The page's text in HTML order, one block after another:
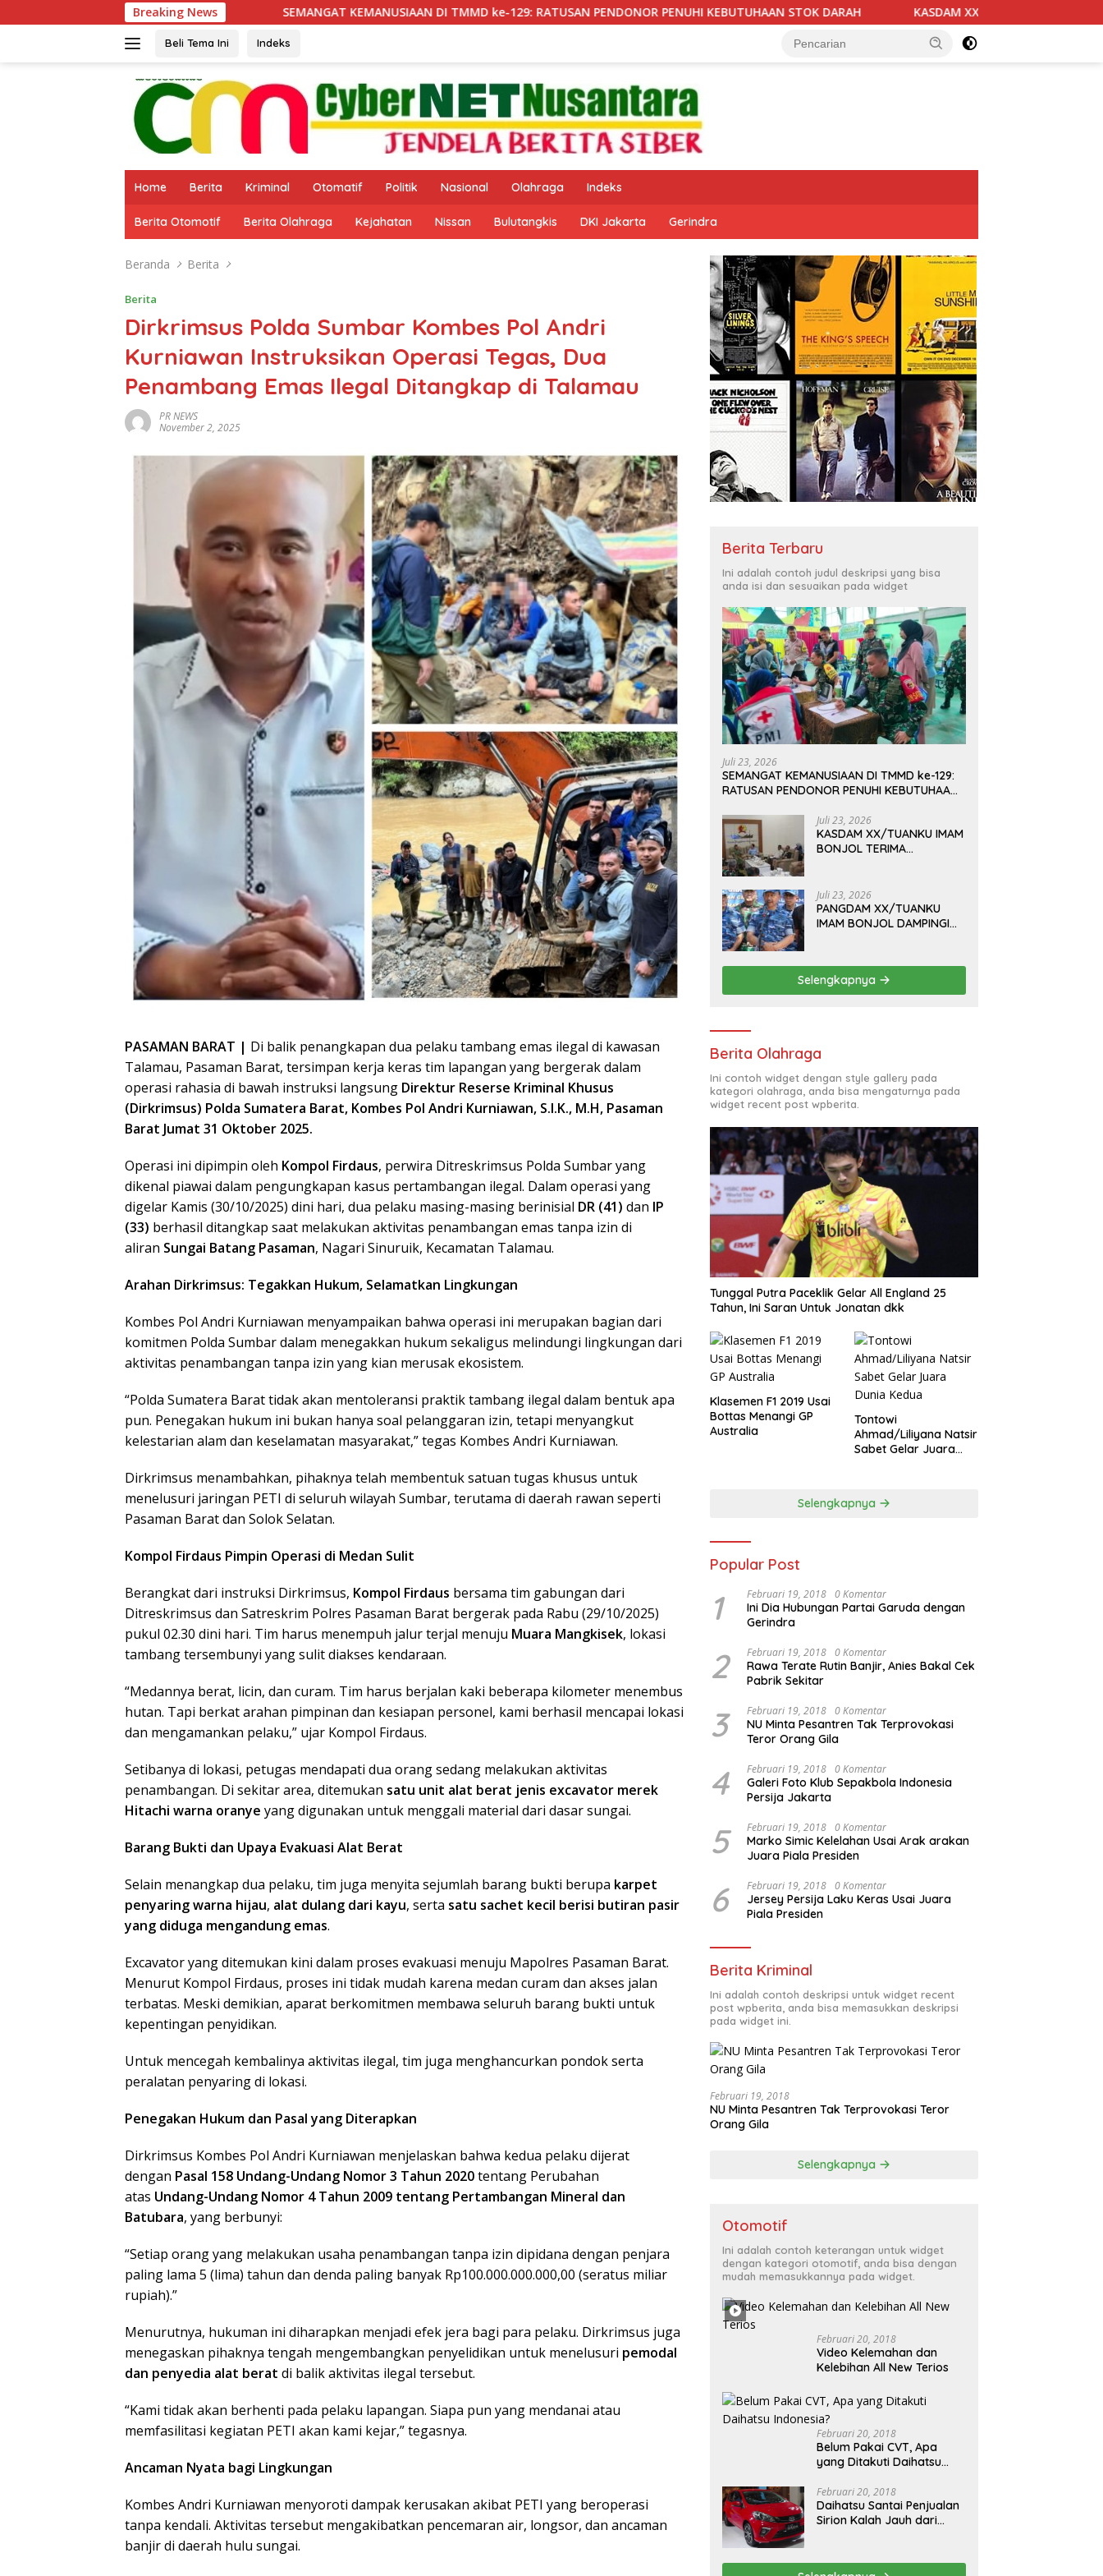
ke
Breaking News
SEMANGAT KEMANUSIAAN DI TMMD ke-129: RATUSAN PENDONOR PENUHI KEBUTUHAAN STOK DARAH KASDAM XX/TUANKU IMAM BONJOL TERIMA
Beli Tema Ini Indeks
Home Berita Kriminal Otomatif Politik Nasional Olahraga Indeks
Berita Otomotif Berita Olahraga Kejahatan Nissan Bulutangkis DKI Jakarta Gerindra
Beranda Berita
Berita
Dirkrimsus Polda Sumbar Kombes Pol Andri
Kurniawan Instruksikan Operasi Tegas, Dua
Penambang Emas Ilegal Ditangkap di Talamau
PR NEWS
November 2, 2025
PASAMAN BARAT | Di balik penangkapan dua pelaku tambang emas ilegal di kawasan
Talamau, Pasaman Barat, tersimpan kerja keras tim lapangan yang bergerak dalam
operasi rahasia di bawah instruksi langsung Direktur Reserse Kriminal Khusus
(Dirkrimsus) Polda Sumatera Barat, Kombes Pol Andri Kurniawan, S.I.K., M.H, Pasaman
Barat Jumat 31 Oktober 2025.
Operasi ini dipimpin oleh Kompol Firdaus, perwira Ditreskrimsus Polda Sumbar yang
dikenal piawai dalam pengungkapan kasus pertambangan ilegal. Dalam operasi yang
digelar Kamis (30/10/2025) dini hari, dua pelaku masing-masing berinisial DR (41) dan IP
(33) berhasil ditangkap saat melakukan aktivitas penambangan emas tanpa izin di
aliran Sungai Batang Pasaman, Nagari Sinuruik, Kecamatan Talamau.
Arahan Dirkrimsus: Tegakkan Hukum, Selamatkan Lingkungan
Kombes Pol Andri Kurniawan menyampaikan bahwa operasi ini merupakan bagian dari
komitmen Polda Sumbar dalam menegakkan hukum sekaligus melindungi lingkungan dari
aktivitas penambangan tanpa izin yang kian merusak ekosistem.
“Polda Sumatera Barat tidak akan mentoleransi praktik tambang ilegal dalam bentuk apa
pun. Penegakan hukum ini bukan hanya soal pelanggaran izin, tetapi menyangkut
kelestarian alam dan keselamatan masyarakat,” tegas Kombes Andri Kurniawan.
Dirkrimsus menambahkan, pihaknya telah membentuk satuan tugas khusus untuk
menelusuri jaringan PETI di seluruh wilayah Sumbar, terutama di daerah rawan seperti
Pasaman Barat dan Solok Selatan.
Kompol Firdaus Pimpin Operasi di Medan Sulit
Berangkat dari instruksi Dirkrimsus, Kompol Firdaus bersama tim gabungan dari
Ditreskrimsus dan Satreskrim Polres Pasaman Barat bergerak pada Rabu (29/10/2025)
pukul 02.30 dini hari. Tim harus menempuh jalur terjal menuju Muara Mangkisek, lokasi
tambang tersembunyi yang sulit diakses kendaraan.
“Medannya berat, licin, dan curam. Tim harus berjalan kaki beberapa kilometer menembus
hutan. Tapi berkat arahan pimpinan dan kesiapan personel, kami berhasil mencapai lokasi
dan mengamankan pelaku,” ujar Kompol Firdaus.
Setibanya di lokasi, petugas mendapati dua orang sedang melakukan aktivitas
penambangan. Di sekitar area, ditemukan satu unit alat berat jenis excavator merek
Hitachi warna oranye yang digunakan untuk menggali material dari dasar sungai.
Barang Bukti dan Upaya Evakuasi Alat Berat
Selain menangkap dua pelaku, tim juga menyita sejumlah barang bukti berupa karpet
penyaring warna hijau, alat dulang dari kayu, serta satu sachet kecil berisi butiran pasir
yang diduga mengandung emas.
Excavator yang ditemukan kini dalam proses evakuasi menuju Mapolres Pasaman Barat.
Menurut Kompol Firdaus, proses ini tidak mudah karena medan curam dan akses jalan
terbatas. Meski demikian, aparat berkomitmen membawa seluruh barang bukti untuk
kepentingan penyidikan.
Untuk mencegah kembalinya aktivitas ilegal, tim juga menghancurkan pondok serta
peralatan penyaring di lokasi.
Penegakan Hukum dan Pasal yang Diterapkan
Dirkrimsus Kombes Pol Andri Kurniawan menjelaskan bahwa kedua pelaku dijerat
dengan Pasal 158 Undang-Undang Nomor 3 Tahun 2020tentang Perubahan
atas Undang-Undang Nomor 4 Tahun 2009 tentang Pertambangan Mineral dan
Batubara, yang berbunyi:
“Setiap orang yang melakukan usaha penambangan tanpa izin dipidana dengan penjara
paling lama 5 (lima) tahun dan denda paling banyak Rp100.000.000.000,00 (seratus miliar
rupiah).”
Menurutnya, hukuman ini diharapkan menjadi efek jera bagi para pelaku. Dirkrimsus juga
menegaskan pihaknya tengah mengembangkan penyelidikan untuk menelusuri pemodal
dan penyedia alat berat di balik aktivitas ilegal tersebut.
“Kami tidak akan berhenti pada pelaku lapangan. Siapa pun yang mendanai atau
memfasilitasi kegiatan PETI akan kami kejar,” tegasnya.
Ancaman Nyata bagi Lingkungan
Kombes Andri Kurniawan menyoroti dampak kerusakan akibat PETI yang beroperasi
tanpa kendali. Aktivitas tersebut mengakibatkan pencemaran air, longsor, dan ancaman
banjir di daerah hulu sungai.
Berita Terbaru
Ini adalah contoh judul deskripsi yang bisa
anda isi dan sesuaikan pada widget
Juli 23, 2026
SEMANGAT KEMANUSIAAN DI TMMD ke-129:
RATUSAN PENDONOR PENUHI KEBUTUHAAN
Juli 23, 2026
KASDAM XX/TUANKU IMAM
BONJOL TERIMA
GUSMAN, S.E., M.B.A., DI
MAKODAM
Juli 23, 2026
PANGDAM XX/TUANKU
IMAM BONJOL DAMPINGI
SUTAN SJAHRIR
Selengkapnya
Berita Olahraga
Ini contoh widget dengan style gallery pada
kategori olahraga, anda bisa mengaturnya pada
widget recent post wpberita.
Tunggal Putra Paceklik Gelar All England 25
Tahun, Ini Saran Untuk Jonatan dkk
Klasemen F1 2019 Usai
Bottas Menangi GP
Australia
Tontowi
Ahmad/Liliyana Natsir
Sabet Gelar Juara
Selengkapnya
Popular Post
1 Februari 19, 2018 0 Komentar
Ini Dia Hubungan Partai Garuda dengan
Gerindra
2 Februari 19, 2018 0 Komentar
Rawa Terate Rutin Banjir, Anies Bakal Cek
Pabrik Sekitar
3 Februari 19, 2018 0 Komentar
NU Minta Pesantren Tak Terprovokasi
Teror Orang Gila
4 Februari 19, 2018 0 Komentar
Galeri Foto Klub Sepakbola Indonesia
Persija Jakarta
5 Februari 19, 2018 0 Komentar
Marko Simic Kelelahan Usai Arak arakan
Juara Piala Presiden
6 Februari 19, 2018 0 Komentar
Jersey Persija Laku Keras Usai Juara
Piala Presiden
Berita Kriminal
Ini adalah contoh deskripsi untuk widget recent
post wpberita, anda bisa memasukkan deskripsi
pada widget ini.
Februari 19, 2018
NU Minta Pesantren Tak Terprovokasi Teror
Orang Gila
Selengkapnya
Otomotif
Ini adalah contoh keterangan untuk widget
dengan kategori otomotif, anda bisa dengan
mudah memasukkannya pada widget.
Februari 20, 2018
Video Kelemahan dan
Kelebihan All New Terios
Februari 20, 2018
Belum Pakai CVT, Apa
yang Ditakuti Daihatsu
Februari 20, 2018
Daihatsu Santai Penjualan
Sirion Kalah Jauh dari